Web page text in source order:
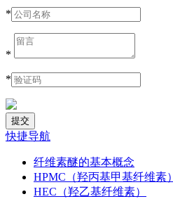
*
*
*
快捷导航
纤维素醚的基本概念
HPMC（羟丙基甲基纤维素）
HEC（羟乙基纤维素）